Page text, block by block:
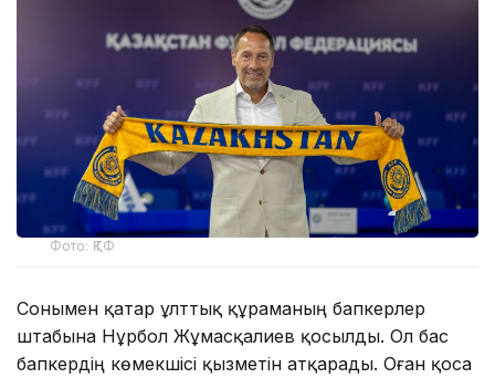
Фото: ҚТФ
Сонымен қатар ұлттық құраманың бапкерлер
штабына Нұрбол Жұмасқалиев қосылды. Ол бас
бапкердің көмекшісі қызметін атқарады. Оған қоса